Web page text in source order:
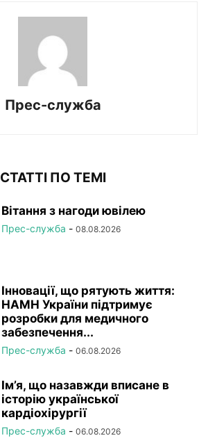
Прес-служба
СТАТТІ ПО ТЕМІ
Вітання з нагоди ювілею
Прес-служба - 08.08.2026
Інновації, що рятують життя:
НАМН України підтримує
розробки для медичного
забезпечення...
Прес-служба - 06.08.2026
Ім’я, що назавжди вписане в
історію української
кардіохірургії
Прес-служба - 06.08.2026